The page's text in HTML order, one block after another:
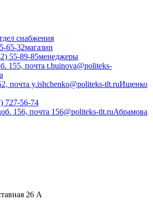
снабжения
65-32магазин
55-89-85менеджеры
155, почта t.buinova@politeks-
почта y.ishchenko@politeks-tlt.ruИщенко
727-56-74
156, почта 156@politeks-tlt.ruАбрамова
26 А